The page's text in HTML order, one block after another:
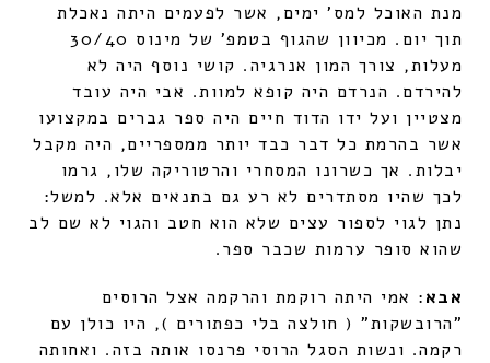
מנת האוכל למס' ימים, אשר לפעמים היתה נאכלת
תוך יום. מכיוון שהגוף בטמפ' של מינוס 30/40
מעלות, צורך המון אנרגיה. קושי נוסף היה לא
להירדם. הנרדם היה קופא למוות. אבי היה עובד
מצטיין ועל ידו הדוד חיים היה ספר גברים במקצועו
אשר בהרמת כל דבר כבד יותר ממספריים, היה מקבל
יבלות. אך כשרונו המסחרי והרטוריקה שלו, גרמו
לכך שהיו מסתדרים לא רע גם בתנאים אלא. למשל:
נתן לגוי לספור עצים שלא הוא חטב והגוי לא שם לב
שהוא סופר ערמות שכבר ספר.
אבא: אמי היתה רוקמת והרקמה אצל הרוסים
"הרובשקות" ( חולצה בלי כפתורים ), היו כולן עם
רקמה. ונשות הסגל הרוסי פרנסו אותה בזה. ואחותה